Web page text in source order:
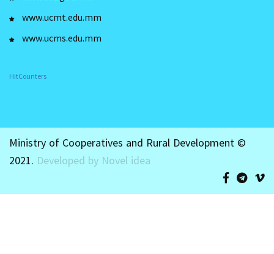
www.ucmt.edu.mm
www.ucms.edu.mm
HitCounters
Ministry of Cooperatives and Rural Development ©
2021. Developed by Novel idea